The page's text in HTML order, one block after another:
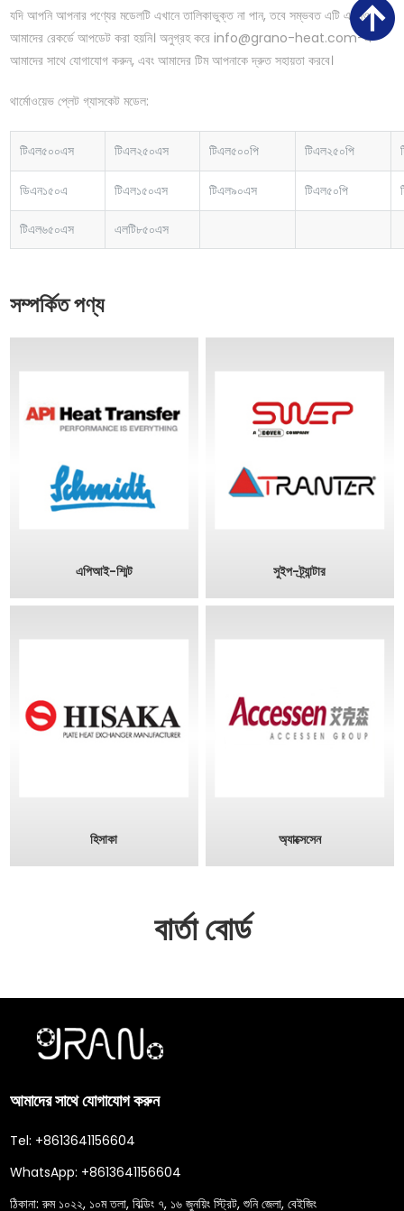
যদি আপনি আপনার পণ্যের মডেলটি এখানে তালিকাভুক্ত না পান, তবে সম্ভবত এটি এখনও
আমাদের রেকর্ডে আপডেট করা হয়নি। অনুগ্রহ করে info@grano-heat.com-এ
আমাদের সাথে যোগাযোগ করুন, এবং আমাদের টিম আপনাকে দ্রুত সহায়তা করবে।
থার্মোওয়েভ প্লেট গ্যাসকেট মডেল:
টিএল৫০০এস টিএল২৫০এস টিএল৫০০পি টিএল২৫০পি
ডিএন১৫০এ টিএল১৫০এস টিএল৯০এস টিএল৫০পি
টিএল৬৫০এস এলটি৮৫০এস
সম্পর্কিত পণ্য
এপিআই-শ্মিট সুইপ-ট্র্যান্টার
হিসাকা অ্যাক্সেসেন
বার্তা বোর্ড
আমাদের সাথে যোগাযোগ করুন
Tel: +8613641156604
WhatsApp: +8613641156604
ঠিকানা: রুম ১০২২, ১০ম তলা, বিল্ডিং ৭, ১৬ জুনয়িং স্ট্রিট, শুনি জেলা, বেইজিং